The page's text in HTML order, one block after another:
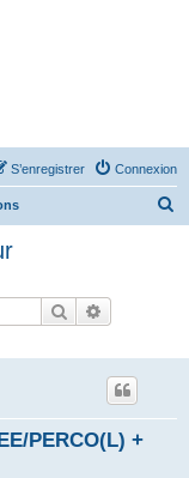
Connexion
S’enregistrer
Rechercher
PERCO(L) +